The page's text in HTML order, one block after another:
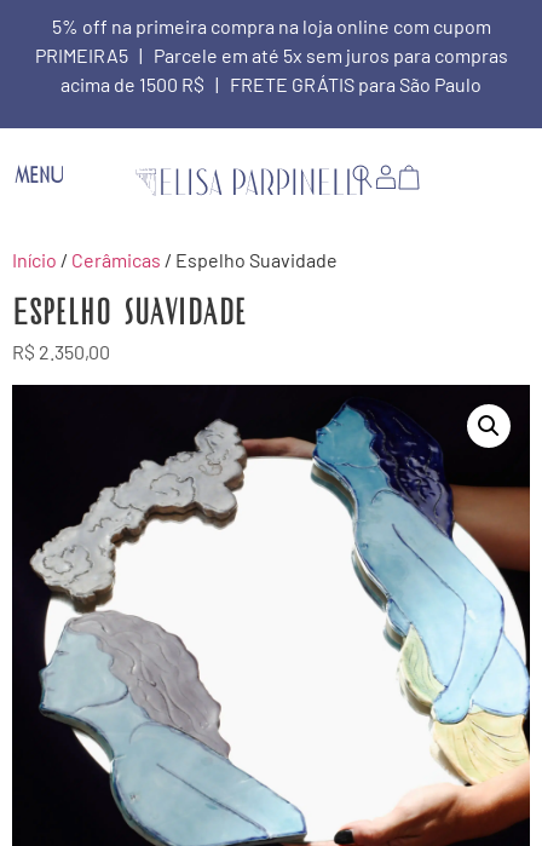
5% off na primeira compra na loja online com cupom
PRIMEIRA5 | Parcele em até 5x sem juros para compras
acima de 1500 R$ | FRETE GRÁTIS para São Paulo
MENU
Início / Cerâmicas / Espelho Suavidade
Espelho Suavidade
R$ 2.350,00